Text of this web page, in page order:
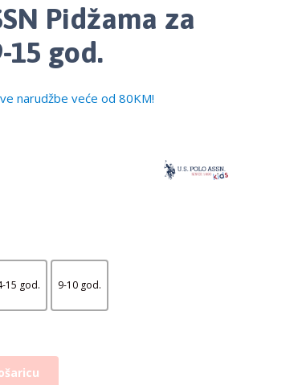
Pidžama za
god.
narudžbe veće od 80KM!
15 god. 9-10 god.